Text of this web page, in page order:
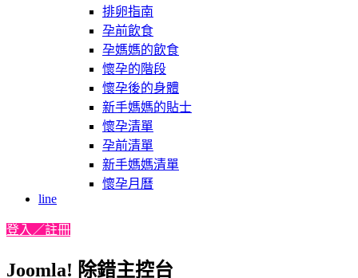
排卵指南
孕前飲食
孕媽媽的飲食
懷孕的階段
懷孕後的身體
新手媽媽的貼士
懷孕清單
孕前清單
新手媽媽清單
懷孕月曆
line
登入／註冊
Joomla! 除錯主控台